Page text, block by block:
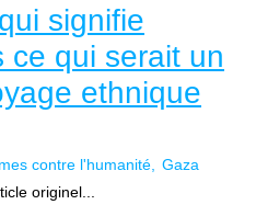
signifie
ce qui serait un
ethnique
contre l'humanité
Gaza
originel...